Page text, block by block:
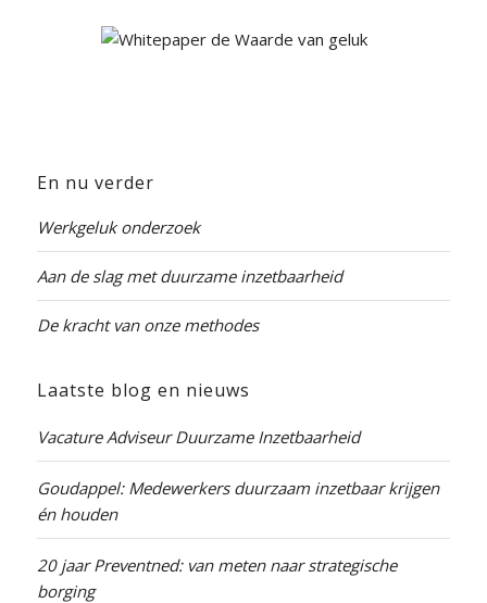
En nu verder
Werkgeluk onderzoek
Aan de slag met duurzame inzetbaarheid
De kracht van onze methodes
Laatste blog en nieuws
Vacature Adviseur Duurzame Inzetbaarheid
Goudappel: Medewerkers duurzaam inzetbaar krijgen
én houden
20 jaar Preventned: van meten naar strategische
borging